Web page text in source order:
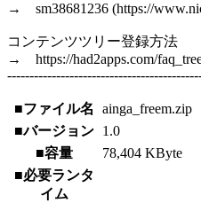
→ sm38681236 (https://
コンテンツツリー登録方法
→ https://had2apps.com/
■ファイル名
ainga_freem.zip
■バージョン 1.0
■容量
78,404 KByte
■必要ランタ
イム